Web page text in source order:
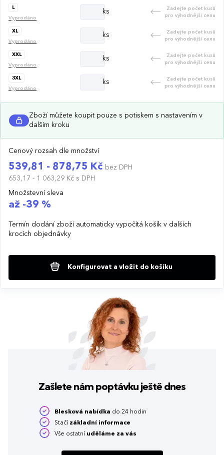
L
Vyprodáno
ks
Zadejte počet kusů
pro výhodnější cenu
XL
Vyprodáno
ks
Zadejte počet kusů
pro výhodnější cenu
XXL
Vyprodáno
ks
Zadejte počet kusů
pro výhodnější cenu
3XL
Vyprodáno
ks
Zadejte počet kusů
pro výhodnější cenu
Zboží můžete koupit pouze s potiskem s nastavením v
dalším kroku
Cenový rozsah dle množství
539,81 - 878,75 Kč bez DPH
653,17 - 1 063,29 Kč s DPH
Množstevní sleva
až -39 %
Termín dodání zboží automaticky vypočítá košík v dalších
krocích objednávky
Konfigurovat a vložit do košíku
Zašlete nám poptávku ještě dnes
Blesková nabídka do 24 hodin
Stačí základní informace
Vše ostatní uděláme za vás